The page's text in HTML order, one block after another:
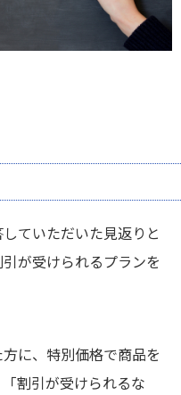
ていただいた見返りと
が受けられるプランを
に、特別価格で商品を
割引が受けられるな